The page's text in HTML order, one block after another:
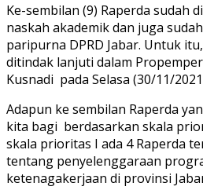
Ke-sembilan (9) Raperda sudah
naskah akademik dan juga
paripurna DPRD Jabar. Untuk
ditindak lanjuti dalam
Kusnadi pada Selasa (30/11/
Adapun ke sembilan Raperda
kita bagi berdasarkan skala
skala prioritas I ada 4 Raperda
tentang penyelenggaraan
ketenagakerjaan di provinsi